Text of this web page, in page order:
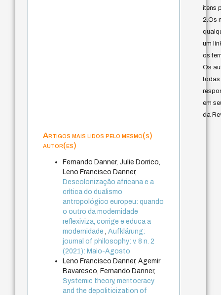
itens
2.Os
um
os
Os
todas
em
da
Artigos mais lidos pelo mesmo(s)
autor(es)
Fernando Danner, Julie Dorrico,
Leno Francisco Danner,
Descolonização africana e a
crítica do dualismo
antropológico europeu: quando
o outro da modernidade
reflexiviza, corrige e educa a
modernidade
,Aufklärung:
journal of philosophy: v. 8 n. 2
(2021): Maio-Agosto
Leno Francisco Danner, Agemir
Bavaresco, Fernando Danner,
Systemic theory, meritocracy
and the depoliticization of